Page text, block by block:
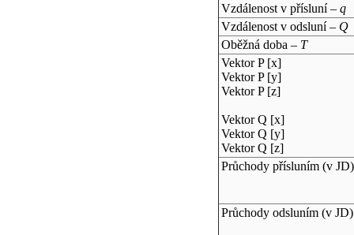
Vzdálenost v přísluní – q
Vzdálenost v odsluní – Q
Oběžná doba – T
Vektor P [x]
Vektor P [y]
Vektor P [z]
Vektor Q [x]
Vektor Q [y]
Vektor Q [z]
Průchody přísluním (v JD)
Průchody odsluním (v JD)